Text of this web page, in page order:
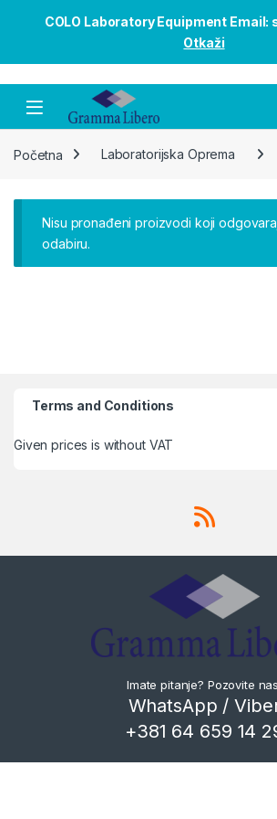
COLO Laboratory Equipment Email:
Otkaži
Open
Početna Laboratorijska Oprema
Nisu pronađeni proizvodi koji
odabiru.
Terms and Conditions
Given prices is without VAT
Imate pitanje? Pozovite
WhatsApp /
+381 64 659 14